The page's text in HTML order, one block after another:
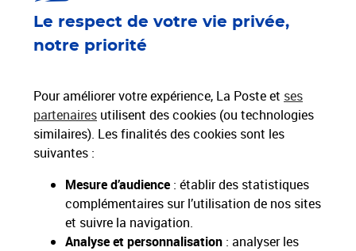
Le respect de votre vie privée,
notre priorité
Pour améliorer votre expérience, La Poste et ses
partenaires utilisent des cookies (ou technologies
similaires). Les finalités des cookies sont les
suivantes :
Mesure d’audience : établir des statistiques
complémentaires sur l’utilisation de nos sites
et suivre la navigation.
Analyse et personnalisation : analyser les
Proche de vous
Localiser un bureau de poste
Livraison gratuite
Hors livres et hors produits marketplace
Applications La Poste